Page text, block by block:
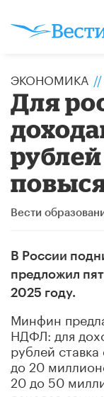
ЭКОНОМИКА //
Для
Вести
В России
предложил
2025 году.
Минфин
НДФЛ: для
рублей ставка
до 20
20 до 50